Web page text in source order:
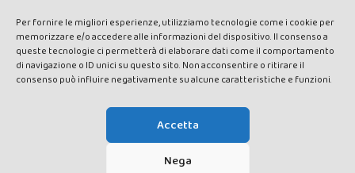
Per fornire le migliori esperienze, utilizziamo tecnologie come i cookie per
memorizzare e/o accedere alle informazioni del dispositivo. Il consenso a
queste tecnologie ci permetterà di elaborare dati come il comportamento
di navigazione o ID unici su questo sito. Non acconsentire o ritirare il
consenso può influire negativamente su alcune caratteristiche e funzioni.
Accetta
Nega
amministrazione@lavaldichiana.it - Sede legale: Piazza Nazioni Unite
10, Torrita di Siena (SI) - Iscrizione al Registro degli Operatori di
Comunicazione n.24374 del 24/03/2014